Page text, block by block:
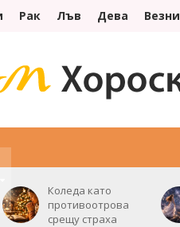
Рак Лъв Дева Везни
Коледа като
противоотрова
срещу страха